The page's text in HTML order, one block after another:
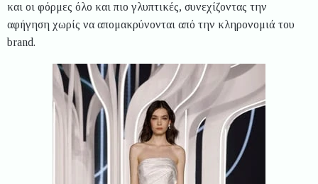
και οι φόρμες όλο και πιο γλυπτικές, συνεχίζοντας την
αφήγηση χωρίς να απομακρύνονται από την κληρονομιά του
brand.